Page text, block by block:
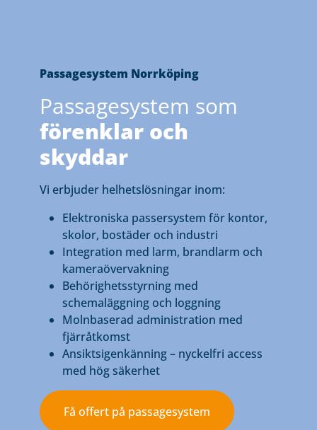
Passagesystem Norrköping
Passagesystem som
förenklar och
skyddar
Vi erbjuder helhetslösningar inom:
Elektroniska passersystem för kontor,
skolor, bostäder och industri
Integration med larm, brandlarm och
kameraövervakning
Behörighetsstyrning med
schemaläggning och loggning
Molnbaserad administration med
fjärråtkomst
Ansiktsigenkänning – nyckelfri access
med hög säkerhet
Få offert på passagesystem